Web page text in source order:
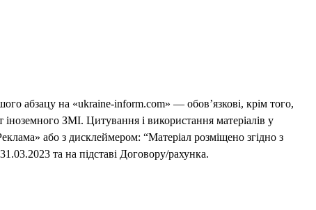
абзацу на «ukraine-inform.com» — обов’язкові, крім того,
ЗМІ. Цитування і використання матеріалів у
або з дисклеймером: “Матеріал розміщено згідно з
та на підставі Договору/рахунка.